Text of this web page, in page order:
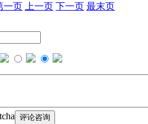
一页 上一页 下一页 最末页